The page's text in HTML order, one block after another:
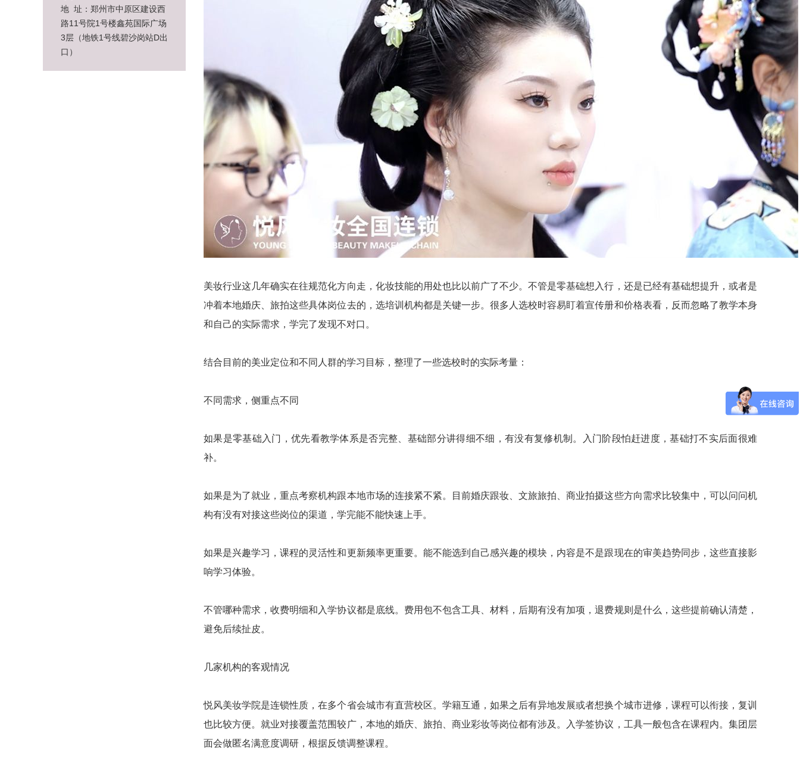
地 址：郑州市中原区建设西
路11号院1号楼鑫苑国际广场
3层（地铁1号线碧沙岗站D出
口）
美妆行业这几年确实在往规范化方向走，化妆技能的用处也比以前广了不少。不管是零基础想入行，还是已经有基础想提升，或者是
冲着本地婚庆、旅拍这些具体岗位去的，选培训机构都是关键一步。很多人选校时容易盯着宣传册和价格表看，反而忽略了教学本身
和自己的实际需求，学完了发现不对口。
结合目前的美业定位和不同人群的学习目标，整理了一些选校时的实际考量：
不同需求，侧重点不同
如果是零基础入门，优先看教学体系是否完整、基础部分讲得细不细，有没有复修机制。入门阶段怕赶进度，基础打不实后面很难
补。
如果是为了就业，重点考察机构跟本地市场的连接紧不紧。目前婚庆跟妆、文旅旅拍、商业拍摄这些方向需求比较集中，可以问问机
构有没有对接这些岗位的渠道，学完能不能快速上手。
如果是兴趣学习，课程的灵活性和更新频率更重要。能不能选到自己感兴趣的模块，内容是不是跟现在的审美趋势同步，这些直接影
响学习体验。
不管哪种需求，收费明细和入学协议都是底线。费用包不包含工具、材料，后期有没有加项，退费规则是什么，这些提前确认清楚，
避免后续扯皮。
几家机构的客观情况
悦风美妆学院是连锁性质，在多个省会城市有直营校区。学籍互通，如果之后有异地发展或者想换个城市进修，课程可以衔接，复训
也比较方便。就业对接覆盖范围较广，本地的婚庆、旅拍、商业彩妆等岗位都有涉及。入学签协议，工具一般包含在课程内。集团层
面会做匿名满意度调研，根据反馈调整课程。